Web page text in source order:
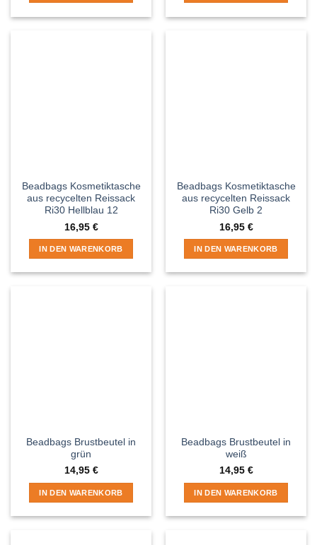
Beadbags Kosmetiktasche
aus recycelten Reissack
Ri30 Hellblau 12
16,95 €
IN DEN WARENKORB
Beadbags Kosmetiktasche
aus recycelten Reissack
Ri30 Gelb 2
16,95 €
IN DEN WARENKORB
Beadbags Brustbeutel in
grün
14,95 €
IN DEN WARENKORB
Beadbags Brustbeutel in
weiß
14,95 €
IN DEN WARENKORB